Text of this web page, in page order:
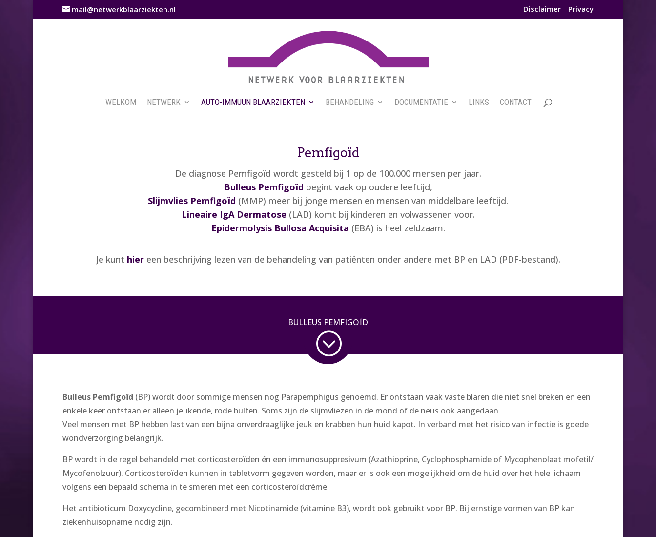
mail@netwerkblaarziekten.nl Disclaimer Privacy
WELKOM NETWERK AUTO-IMMUUN BLAARZIEKTEN BEHANDELING DOCUMENTATIE LINKS CONTACT
Pemfigoïd
De diagnose Pemfigoïd wordt gesteld bij 1 op de 100.000 mensen per jaar.
Bulleus Pemfigoïd begint vaak op oudere leeftijd,
Slijmvlies Pemfigoïd (MMP) meer bij jonge mensen en mensen van middelbare leeftijd.
Lineaire IgA Dermatose (LAD) komt bij kinderen en volwassenen voor.
Epidermolysis Bullosa Acquisita (EBA) is heel zeldzaam.
Je kunt hiereen beschrijving lezen van de behandeling van patiënten onder andere met BP en LAD (PDF-bestand).
BULLEUS PEMFIGOÏD
;
Bulleus Pemfigoïd (BP) wordt door sommige mensen nog Parapemphigus genoemd. Er ontstaan vaak vaste blaren die niet snel breken en een
enkele keer ontstaan er alleen jeukende, rode bulten. Soms zijn de slijmvliezen in de mond of de neus ook aangedaan.
Veel mensen met BP hebben last van een bijna onverdraaglijke jeuk en krabben hun huid kapot. In verband met het risico van infectie is goede
wondverzorging belangrijk.
BP wordt in de regel behandeld met corticosteroïden én een immunosuppresivum (Azathioprine, Cyclophosphamide of Mycophenolaat mofetil/
Mycofenolzuur). Corticosteroïden kunnen in tabletvorm gegeven worden, maar er is ook een mogelijkheid om de huid over het hele lichaam
volgens een bepaald schema in te smeren met een corticosteroïdcrème.
Het antibioticum Doxycycline, gecombineerd met Nicotinamide (vitamine B3), wordt ook gebruikt voor BP. Bij ernstige vormen van BP kan
ziekenhuisopname nodig zijn.